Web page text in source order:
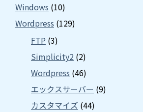
Windows (10)
Wordpress (129)
FTP (3)
Simplicity2 (2)
Wordpress (46)
エックスサーバー (9)
カスタマイズ (44)